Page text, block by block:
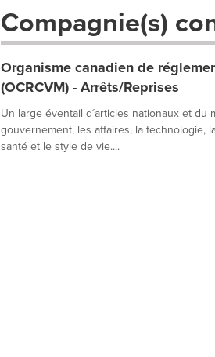
Compagnie(s)
Organisme canadien de
(OCRCVM) - Arrêts/Reprises
Un large éventail d´articles nationaux et
gouvernement, les affaires, la technologie,
santé et le style de vie....